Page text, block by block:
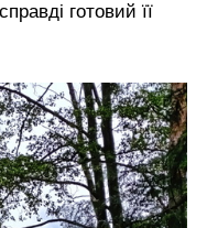
готовий її